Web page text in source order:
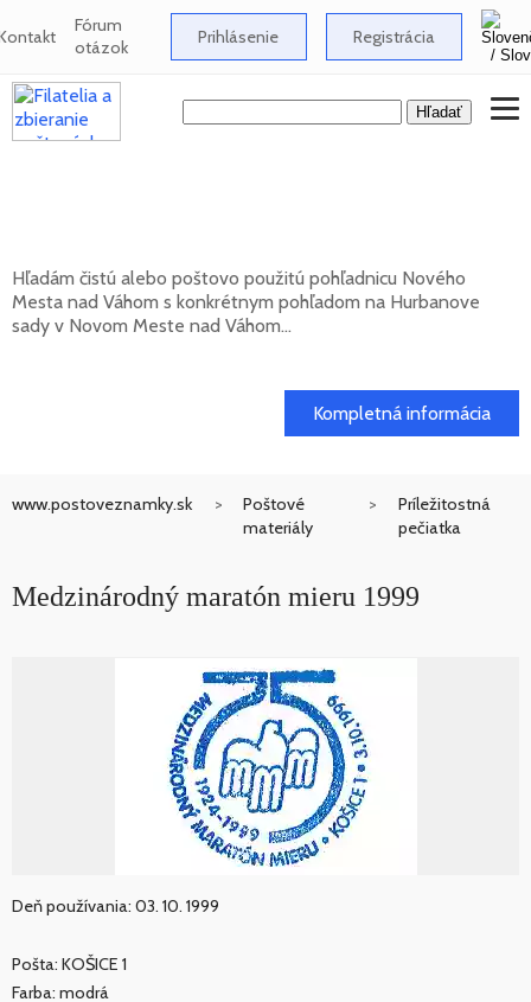
Fórum
otázok Prihlásenie Registrácia
Hľadám čistú alebo poštovo použitú pohľadnicu Nového
Mesta nad Váhom s konkrétnym pohľadom na Hurbanove
sady v Novom Meste nad Váhom...
Kompletná informácia
www.postoveznamky.sk
Poštové
materiály
Príležitostná
pečiatka
Medzinárodný maratón mieru 1999
Deň používania: 03. 10. 1999
Pošta: KOŠICE 1
Farba: modrá